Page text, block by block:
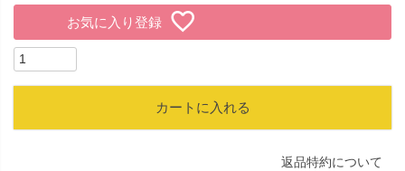
お気に入り登録
カートに入れる
返品特約について